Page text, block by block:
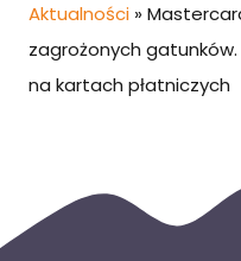
Aktualności »
zagrożonych
na kartach płatniczych